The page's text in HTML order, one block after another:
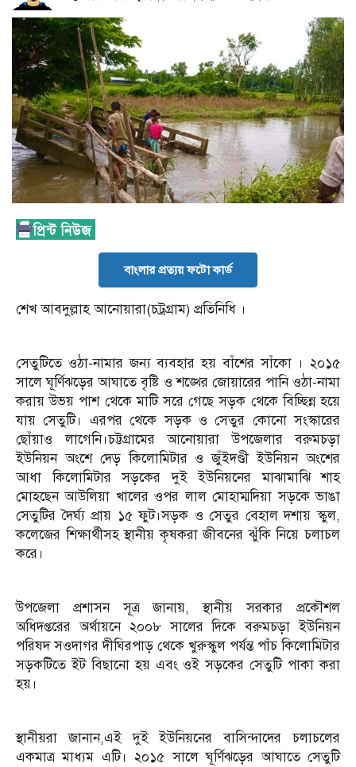
বাংলার প্রত্যয় ফটো কার্ড
শেখ আবদুল্লাহ আনোয়ারা(চট্রগ্রাম) প্রতিনিধি ।
সেতুটিতে ওঠা-নামার জন্য ব্যবহার হয় বাঁশের সাঁকো । ২০১৫
সালে ঘূর্ণিঝড়ের আঘাতে বৃষ্টি ও শঙ্খের জোয়ারের পানি ওঠা-নামা
করায় উভয় পাশ থেকে মাটি সরে গেছে সড়ক থেকে বিচ্ছিন্ন হয়ে
যায় সেতুটি। এরপর থেকে সড়ক ও সেতুর কোনো সংস্কারের
ছোঁয়াও লাগেনি।চট্টগ্রামের আনোয়ারা উপজেলার বরুমচড়া
ইউনিয়ন অংশে দেড় কিলোমিটার ও জুঁইদণ্ডী ইউনিয়ন অংশের
আধা কিলোমিটার সড়কের দুই ইউনিয়নের মাঝামাঝি শাহ
মোহছেন আউলিয়া খালের ওপর লাল মোহাম্মদিয়া সড়কে ভাঙা
সেতুটির দৈর্ঘ্য প্রায় ১৫ ফুট।সড়ক ও সেতুর বেহাল দশায় স্কুল,
কলেজের শিক্ষার্থীসহ স্থানীয় কৃষকরা জীবনের ঝুঁকি নিয়ে চলাচল
করে।
উপজেলা প্রশাসন সূত্র জানায়, স্থানীয় সরকার প্রকৌশল
অধিদপ্তরের অর্থায়নে ২০০৮ সালের দিকে বরুমচড়া ইউনিয়ন
পরিষদ সওদাগর দীঘিরপাড় থেকে খুরুস্কুল পর্যন্ত পাঁচ কিলোমিটার
সড়কটিতে ইট বিছানো হয় এবং ওই সড়কের সেতুটি পাকা করা
হয়।
স্থানীয়রা জানান,এই দুই ইউনিয়নের বাসিন্দাদের চলাচলের
একমাত্র মাধ্যম এটি। ২০১৫ সালে ঘূর্ণিঝড়ের আঘাতে সেতুটি